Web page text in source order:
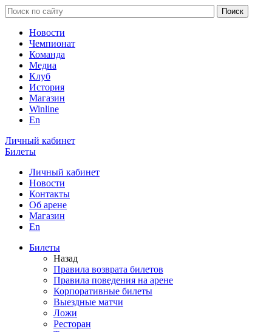
Новости
Чемпионат
Команда
Медиа
Клуб
История
Магазин
Winline
En
Личный кабинет
Билеты
Личный кабинет
Новости
Контакты
Об арене
Магазин
En
Билеты
Назад
Правила возврата билетов
Правила поведения на арене
Корпоративные билеты
Выездные матчи
Ложи
Ресторан